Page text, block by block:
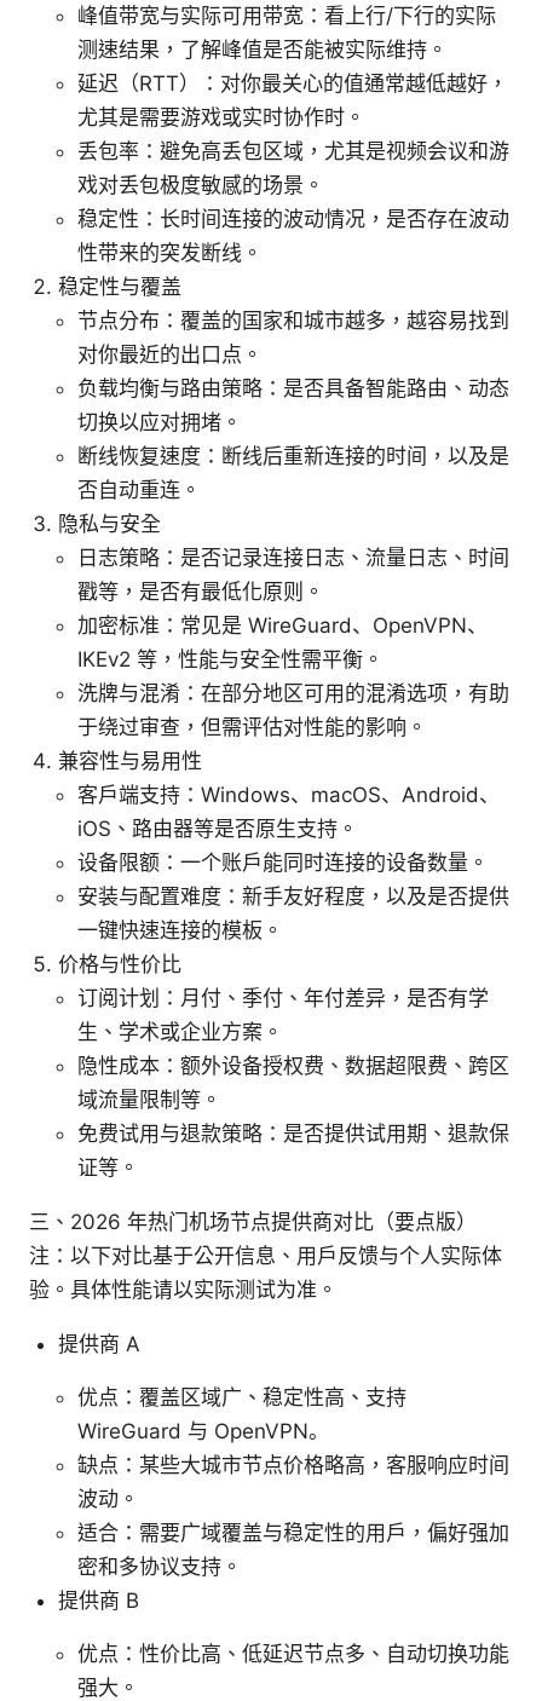
峰值带宽与实际可用带宽：看上行/下行的实际
测速结果，了解峰值是否能被实际维持。
延迟（RTT）：对你最关心的值通常越低越好，
尤其是需要游戏或实时协作时。
丢包率：避免高丢包区域，尤其是视频会议和游
戏对丢包极度敏感的场景。
稳定性：长时间连接的波动情况，是否存在波动
性带来的突发断线。
稳定性与覆盖
节点分布：覆盖的国家和城市越多，越容易找到
对你最近的出口点。
负载均衡与路由策略：是否具备智能路由、动态
切换以应对拥堵。
断线恢复速度：断线后重新连接的时间，以及是
否自动重连。
隐私与安全
日志策略：是否记录连接日志、流量日志、时间
戳等，是否有最低化原则。
加密标准：常见是 WireGuard、OpenVPN、
IKEv2 等，性能与安全性需平衡。
洗牌与混淆：在部分地区可用的混淆选项，有助
于绕过审查，但需评估对性能的影响。
兼容性与易用性
客户端支持：Windows、macOS、Android、
iOS、路由器等是否原生支持。
设备限额：一个账户能同时连接的设备数量。
安装与配置难度：新手友好程度，以及是否提供
一键快速连接的模板。
价格与性价比
订阅计划：月付、季付、年付差异，是否有学
生、学术或企业方案。
隐性成本：额外设备授权费、数据超限费、跨区
域流量限制等。
免费试用与退款策略：是否提供试用期、退款保
证等。
三、2026 年热门机场节点提供商对比（要点版）
注：以下对比基于公开信息、用户反馈与个人实际体
验。具体性能请以实际测试为准。
提供商 A
优点：覆盖区域广、稳定性高、支持
WireGuard 与 OpenVPN。
缺点：某些大城市节点价格略高，客服响应时间
波动。
适合：需要广域覆盖与稳定性的用户，偏好强加
密和多协议支持。
提供商 B
优点：性价比高、低延迟节点多、自动切换功能
强大。